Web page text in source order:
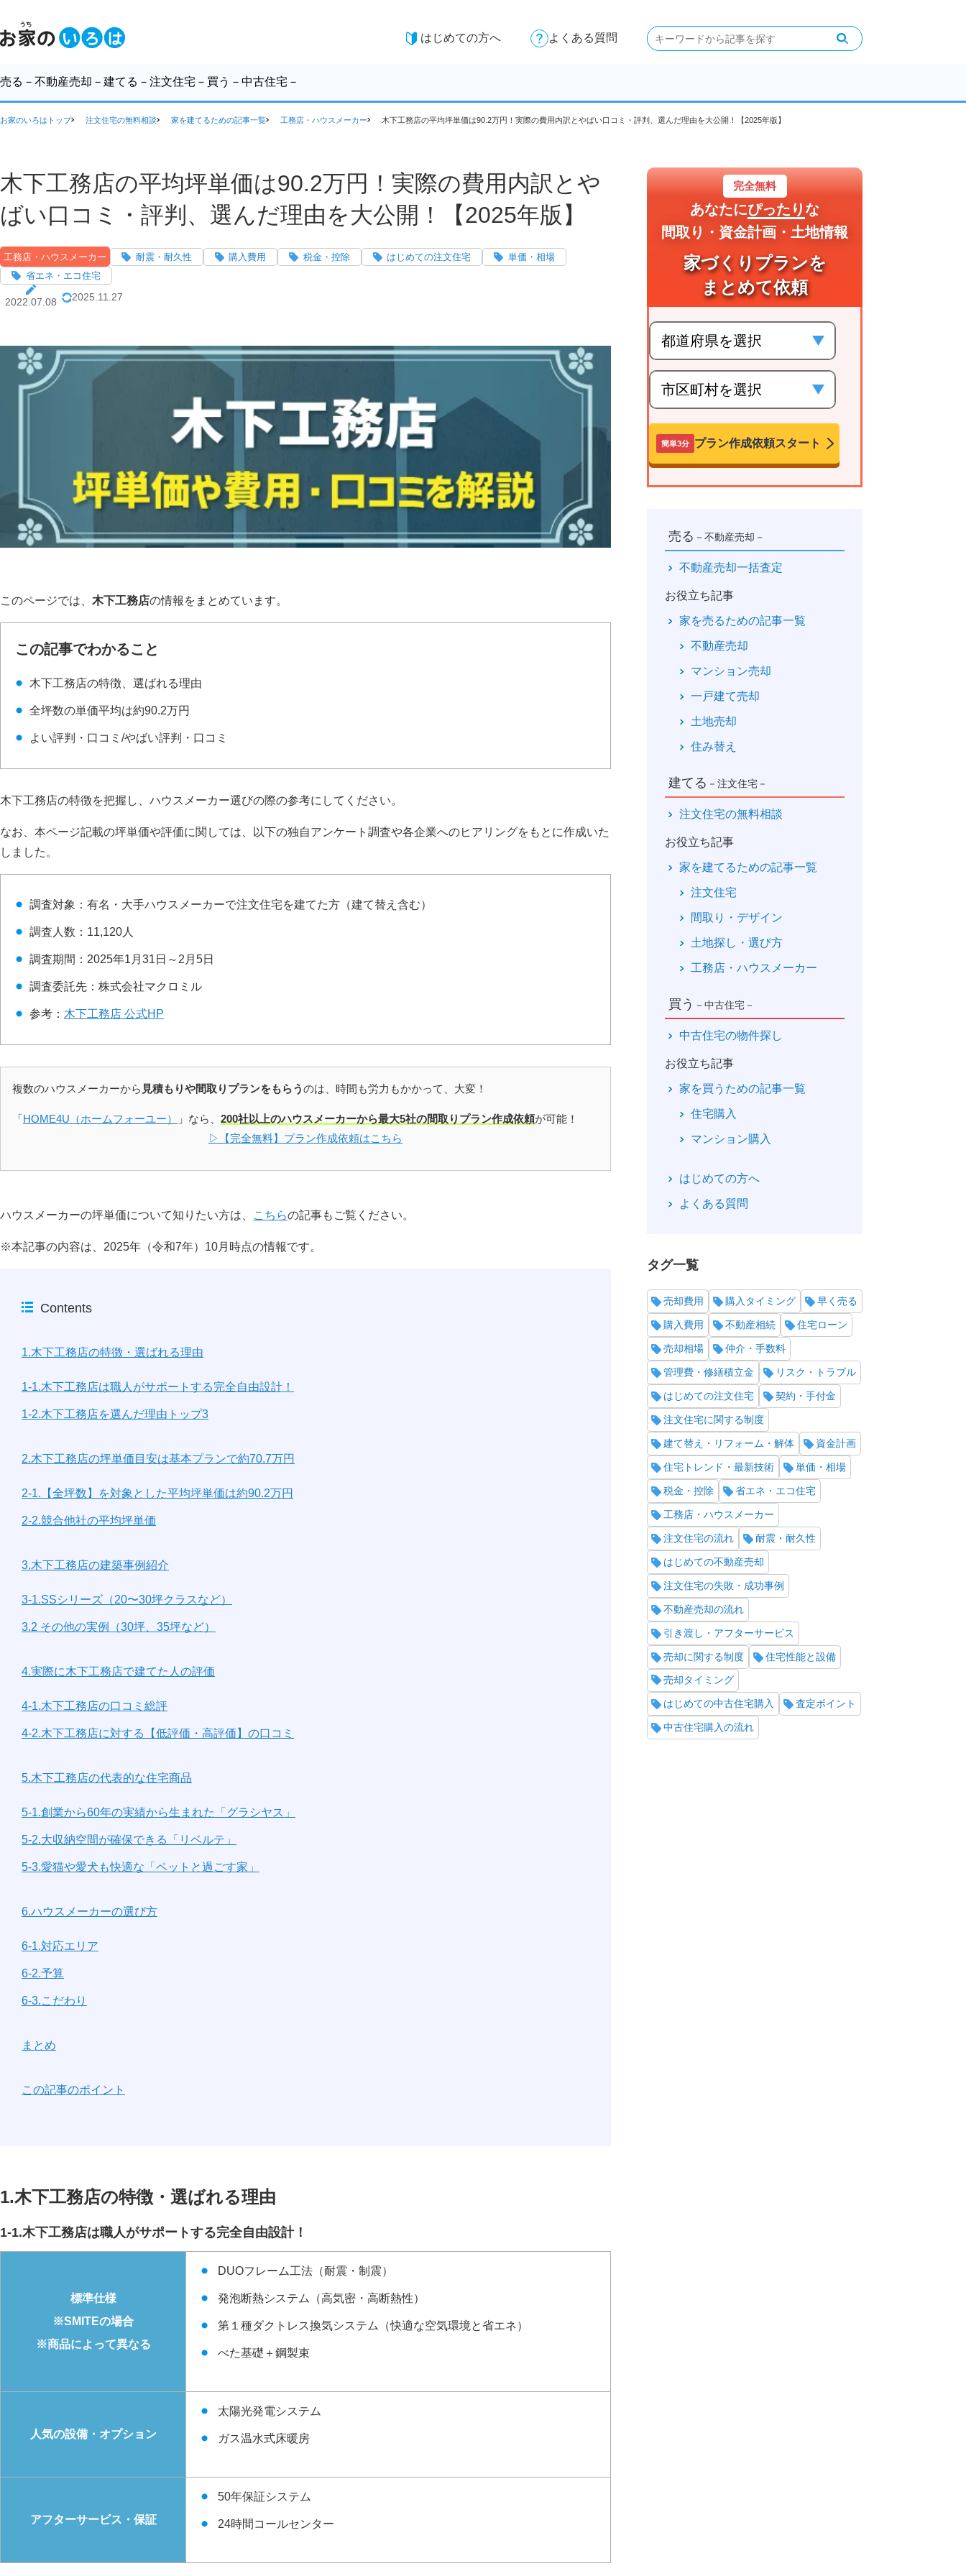
はじめての方へ よくある質問
売る －不動産売却－ 建てる －注文住宅－ 買う －中古住宅－
お家のいろはトップ 注文住宅の無料相談 家を建てるための記事一覧 工務店・ハウスメーカー 木下工務店の平均坪単価は90.2万円！実際の費用内訳とやばい口コミ・評判、選んだ理由を大公開！【2025年版】
木下工務店の平均坪単価は90.2万円！実際の費用内訳とや
ばい口コミ・評判、選んだ理由を大公開！【2025年版】
工務店・ハウスメーカー 耐震・耐久性 購入費用 税金・控除 はじめての注文住宅
単価・相場
省エネ・エコ住宅
2022.07.08 2025.11.27
このページでは、 木下工務店の情報をまとめています。
この記事でわかること
木下工務店の特徴、選ばれる理由
全坪数の単価平均は約90.2万円
よい評判・口コミ/やばい評判・口コミ
木下工務店の特徴を把握し、ハウスメーカー選びの際の参考にしてください。
なお、本ページ記載の坪単価や評価に関しては、以下の独自アンケート調査や各企業へのヒアリングをもとに作成いた
しました。
調査対象：有名・大手ハウスメーカーで注文住宅を建てた方（建て替え含む）
調査人数：11,120人
調査期間：2025年1月31日～2月5日
調査委託先：株式会社マクロミル
参考： 木下工務店 公式HP
複数のハウスメーカーから 見積もりや間取りプランをもらうのは、時間も労力もかかって、大変！
「HOME4U（ホームフォーユー） 」なら、 200社以上のハウスメーカーから最大5社の間取りプラン作成依頼が可能！
▷【完全無料】プラン作成依頼はこちら
ハウスメーカーの坪単価について知りたい方は、 こちらの記事もご覧ください。
※本記事の内容は、2025年（令和7年）10月時点の情報です。
Contents
1.木下工務店の特徴・選ばれる理由
1-1.木下工務店は職人がサポートする完全自由設計！
1-2.木下工務店を選んだ理由トップ3
2.木下工務店の坪単価目安は基本プランで約70.7万円
2-1.【全坪数】を対象とした平均坪単価は約90.2万円
2-2.競合他社の平均坪単価
3.木下工務店の建築事例紹介
3-1.SSシリーズ（20〜30坪クラスなど）
3.2 その他の実例（30坪、35坪など）
4.実際に木下工務店で建てた人の評価
4-1.木下工務店の口コミ総評
4-2.木下工務店に対する【低評価・高評価】の口コミ
5.木下工務店の代表的な住宅商品
5-1.創業から60年の実績から生まれた「グラシヤス」
5-2.大収納空間が確保できる「リベルテ」
5-3.愛猫や愛犬も快適な「ペットと過ごす家」
6.ハウスメーカーの選び方
6-1.対応エリア
6-2.予算
6-3.こだわり
まとめ
この記事のポイント
1.木下工務店の特徴・選ばれる理由
1-1.木下工務店は職人がサポートする完全自由設計！
標準仕様
※SMITEの場合
※商品によって異なる
DUOフレーム工法（耐震・制震）
発泡断熱システム（高気密・高断熱性）
第１種ダクトレス換気システム（快適な空気環境と省エネ）
べた基礎＋鋼製束
人気の設備・オプション
太陽光発電システム
ガス温水式床暖房
アフターサービス・保証
50年保証システム
24時間コールセンター
完全無料
あなたにぴったり な
間取り・資金計画・土地情報
家づくりプランを
まとめて依頼
簡単3分 プラン作成依頼スタート
売る －不動産売却－
不動産売却一括査定
お役立ち記事
家を売るための記事一覧
不動産売却
マンション売却
一戸建て売却
土地売却
住み替え
建てる －注文住宅－
注文住宅の無料相談
お役立ち記事
家を建てるための記事一覧
注文住宅
間取り・デザイン
土地探し・選び方
工務店・ハウスメーカー
買う －中古住宅－
中古住宅の物件探し
お役立ち記事
家を買うための記事一覧
住宅購入
マンション購入
はじめての方へ
よくある質問
タグ一覧
売却費用 購入タイミング 早く売る
購入費用 不動産相続 住宅ローン
売却相場 仲介・手数料
管理費・修繕積立金 リスク・トラブル
はじめての注文住宅 契約・手付金
注文住宅に関する制度
建て替え・リフォーム・解体 資金計画
住宅トレンド・最新技術 単価・相場
税金・控除 省エネ・エコ住宅
工務店・ハウスメーカー
注文住宅の流れ 耐震・耐久性
はじめての不動産売却
注文住宅の失敗・成功事例
不動産売却の流れ
引き渡し・アフターサービス
売却に関する制度 住宅性能と設備
売却タイミング
はじめての中古住宅購入 査定ポイント
中古住宅購入の流れ